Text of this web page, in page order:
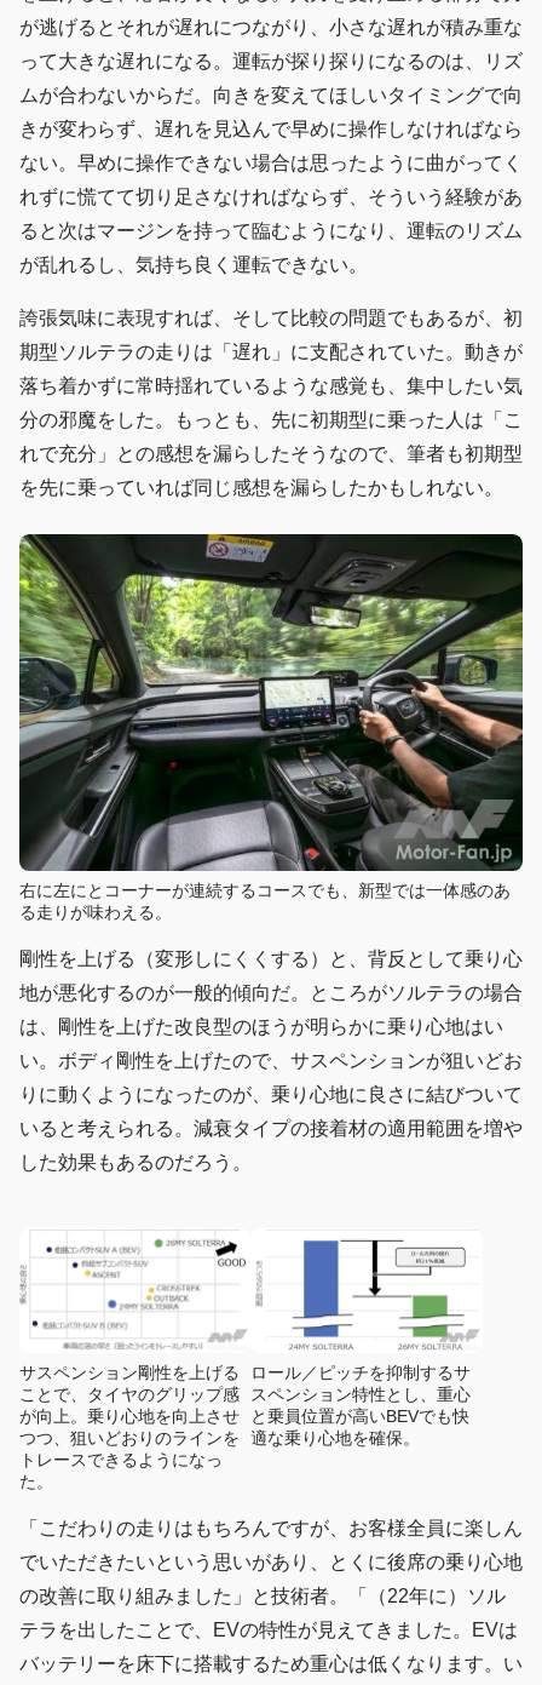
が逃げるとそれが遅れにつながり、小さな遅れが積み重な
って大きな遅れになる。運転が探り探りになるのは、リズ
ムが合わないからだ。向きを変えてほしいタイミングで向
きが変わらず、遅れを見込んで早めに操作しなければなら
ない。早めに操作できない場合は思ったように曲がってく
れずに慌てて切り足さなければならず、そういう経験があ
ると次はマージンを持って臨むようになり、運転のリズム
が乱れるし、気持ち良く運転できない。
誇張気味に表現すれば、そして比較の問題でもあるが、初
期型ソルテラの走りは「遅れ」に支配されていた。動きが
落ち着かずに常時揺れているような感覚も、集中したい気
分の邪魔をした。もっとも、先に初期型に乗った人は「こ
れで充分」との感想を漏らしたそうなので、筆者も初期型
を先に乗っていれば同じ感想を漏らしたかもしれない。
右に左にとコーナーが連続するコースでも、新型では一体感のあ
る走りが味わえる。
剛性を上げる（変形しにくくする）と、背反として乗り心
地が悪化するのが一般的傾向だ。ところがソルテラの場合
は、剛性を上げた改良型のほうが明らかに乗り心地はい
い。ボディ剛性を上げたので、サスペンションが狙いどお
りに動くようになったのが、乗り心地に良さに結びついて
いると考えられる。減衰タイプの接着材の適用範囲を増や
した効果もあるのだろう。
サスペンション剛性を上げる
ことで、タイヤのグリップ感
が向上。乗り心地を向上させ
つつ、狙いどおりのラインを
トレースできるようになっ
た。
ロール／ピッチを抑制するサ
スペンション特性とし、重心
と乗員位置が高いBEVでも快
適な乗り心地を確保。
「こだわりの走りはもちろんですが、お客様全員に楽しん
でいただきたいという思いがあり、とくに後席の乗り心地
の改善に取り組みました」と技術者。「（22年に）ソル
テラを出したことで、EVの特性が見えてきました。EVは
バッテリーを床下に搭載するため重心は低くなります。い